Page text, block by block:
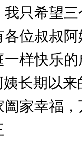
只希望
位叔叔
样快乐
期以来
阖家幸